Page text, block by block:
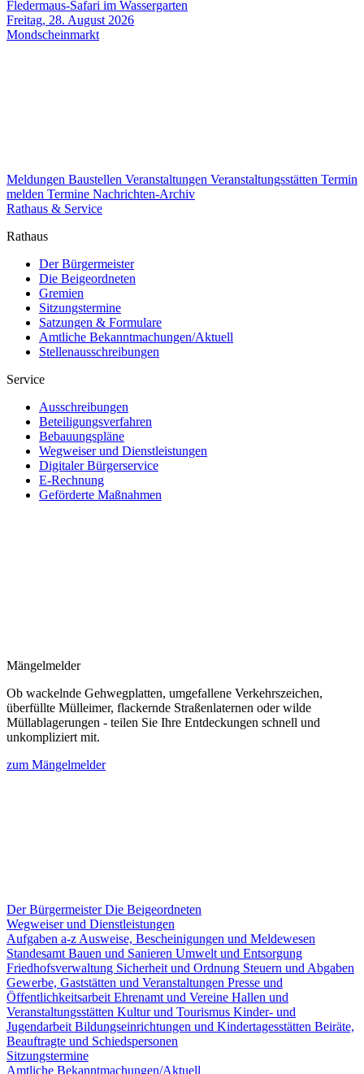
Fledermaus-Safari im Wassergarten
Freitag, 28. August 2026
Mondscheinmarkt
Meldungen Baustellen Veranstaltungen Veranstaltungsstätten Termin
melden Termine Nachrichten-Archiv
Rathaus & Service
Rathaus
Der Bürgermeister
Die Beigeordneten
Gremien
Sitzungstermine
Satzungen & Formulare
Amtliche Bekanntmachungen/Aktuell
Stellenausschreibungen
Service
Ausschreibungen
Beteiligungsverfahren
Bebauungspläne
Wegweiser und Dienstleistungen
Digitaler Bürgerservice
E-Rechnung
Geförderte Maßnahmen
Mängelmelder
Ob wackelnde Gehwegplatten, umgefallene Verkehrszeichen,
überfüllte Mülleimer, flackernde Straßenlaternen oder wilde
Müllablagerungen - teilen Sie Ihre Entdeckungen schnell und
unkompliziert mit.
zum Mängelmelder
Der BürgermeisterDie Beigeordneten
Wegweiser und Dienstleistungen
Aufgaben a-z Ausweise, Bescheinigungen und Meldewesen
Standesamt Bauen und Sanieren Umwelt und Entsorgung
Friedhofsverwaltung Sicherheit und Ordnung Steuern und Abgaben
Gewerbe, Gaststätten und Veranstaltungen Presse und
Öffentlichkeitsarbeit Ehrenamt und Vereine Hallen und
Veranstaltungsstätten Kultur und Tourismus Kinder- und
Jugendarbeit Bildungseinrichtungen und Kindertagesstätten Beiräte,
Beauftragte und Schiedspersonen
Sitzungstermine
Amtliche Bekanntmachungen/Aktuell